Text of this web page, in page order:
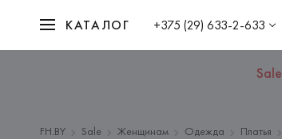
КАТАЛОГ +375 (29) 633-2-633
Sale
FH.BY Sale Женщинам Одежда Платья